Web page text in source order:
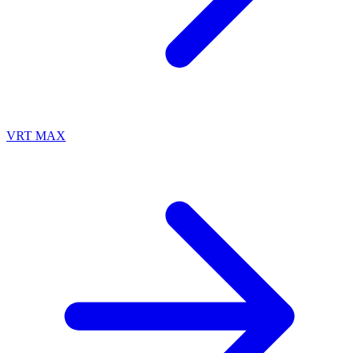
VRT MAX